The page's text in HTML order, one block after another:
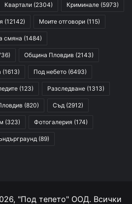
Квартали (2304) Криминале (5973)
(12142) Моите отговори (115)
смяна (1484)
Община Пловдив (2143)
(1613) Под небето (6493)
(123) Разследване (1313)
(820) Съд (2912)
(323) Фотогалерия (174)
(89)
"Под тепето" ООД. Всички